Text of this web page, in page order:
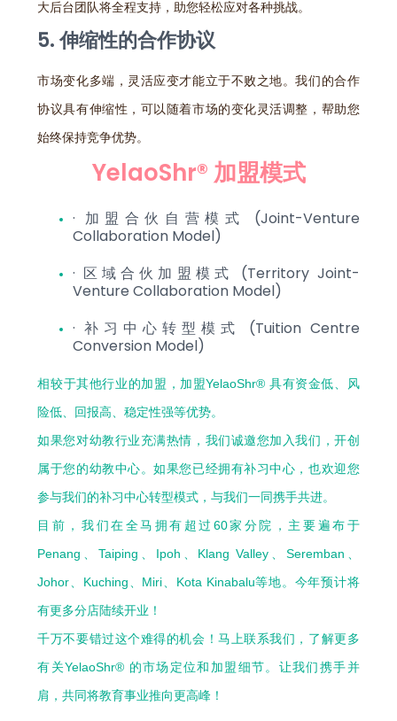
大后台团队将全程支持，助您轻松应对各种挑战。
5. 伸缩性的合作协议
市场变化多端，灵活应变才能立于不败之地。我们的合作
协议具有伸缩性，可以随着市场的变化灵活调整，帮助您
始终保持竞争优势。
YelaoShr® 加盟模式
· 加盟合伙自营模式 (Joint-Venture
Collaboration Model)
· 区域合伙加盟模式 (Territory Joint-
Venture Collaboration Model)
· 补习中心转型模式 (Tuition Centre
Conversion Model)
相较于其他行业的加盟，加盟YelaoShr® 具有资金低、风
险低、回报高、稳定性强等优势。
如果您对幼教行业充满热情，我们诚邀您加入我们，开创
属于您的幼教中心。如果您已经拥有补习中心，也欢迎您
参与我们的补习中心转型模式，与我们一同携手共进。
目前，我们在全马拥有超过60家分院，主要遍布于
Penang、Taiping、Ipoh、Klang Valley、Seremban、
Johor、Kuching、Miri、Kota Kinabalu等地。今年预计将
有更多分店陆续开业！
千万不要错过这个难得的机会！马上联系我们，了解更多
有关YelaoShr® 的市场定位和加盟细节。让我们携手并
肩，共同将教育事业推向更高峰！